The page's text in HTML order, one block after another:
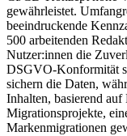
gewährleistet.
beeindruckende
500 arbeitenden
Nutzer:innen die
DSGVO-Konformität
sichern die Daten,
Inhalten, basierend
Migrationsprojekte,
Markenmigrationen